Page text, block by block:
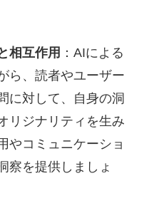
相互作用 ：AIによる
ら、読者やユーザー
に対して、自身の洞
リジナリティを生み
やコミュニケーショ
察を提供しましょ